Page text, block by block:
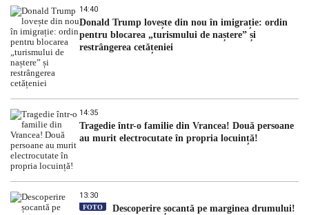
14:40
Donald Trump lovește din nou în imigrație: ordin
pentru blocarea „turismului de naștere” și
restrângerea cetățeniei
14:35
Tragedie într-o familie din Vrancea! Două persoane
au murit electrocutate în propria locuință!
13:30
FOTO
Descoperire șocantă pe marginea drumului!